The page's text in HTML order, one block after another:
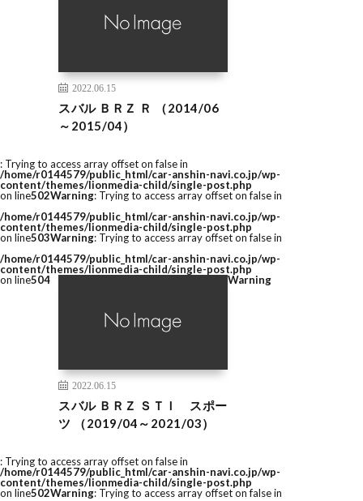
2022.06.15
スバル ＢＲＺ Ｒ （2014/06
～2015/04）
: Trying to access array offset on false in
/home/r0144579/public_html/car-anshin-navi.co.jp/wp-
content/themes/lionmedia-child/single-post.php
on line502Warning: Trying to access array offset on false in
/home/r0144579/public_html/car-anshin-navi.co.jp/wp-
content/themes/lionmedia-child/single-post.php
on line503Warning: Trying to access array offset on false in
/home/r0144579/public_html/car-anshin-navi.co.jp/wp-
content/themes/lionmedia-child/single-post.php
on line504
2022.06.15
スバル ＢＲＺ ＳＴＩ スポー
ツ （2019/04～2021/03）
Warning
: Trying to access array offset on false in
/home/r0144579/public_html/car-anshin-navi.co.jp/wp-
content/themes/lionmedia-child/single-post.php
on line502Warning: Trying to access array offset on false in